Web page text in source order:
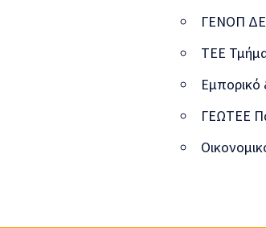
ΓΕΝΟΠ
ΤΕΕ
Εμπορικό
ΓΕΩΤΕΕ